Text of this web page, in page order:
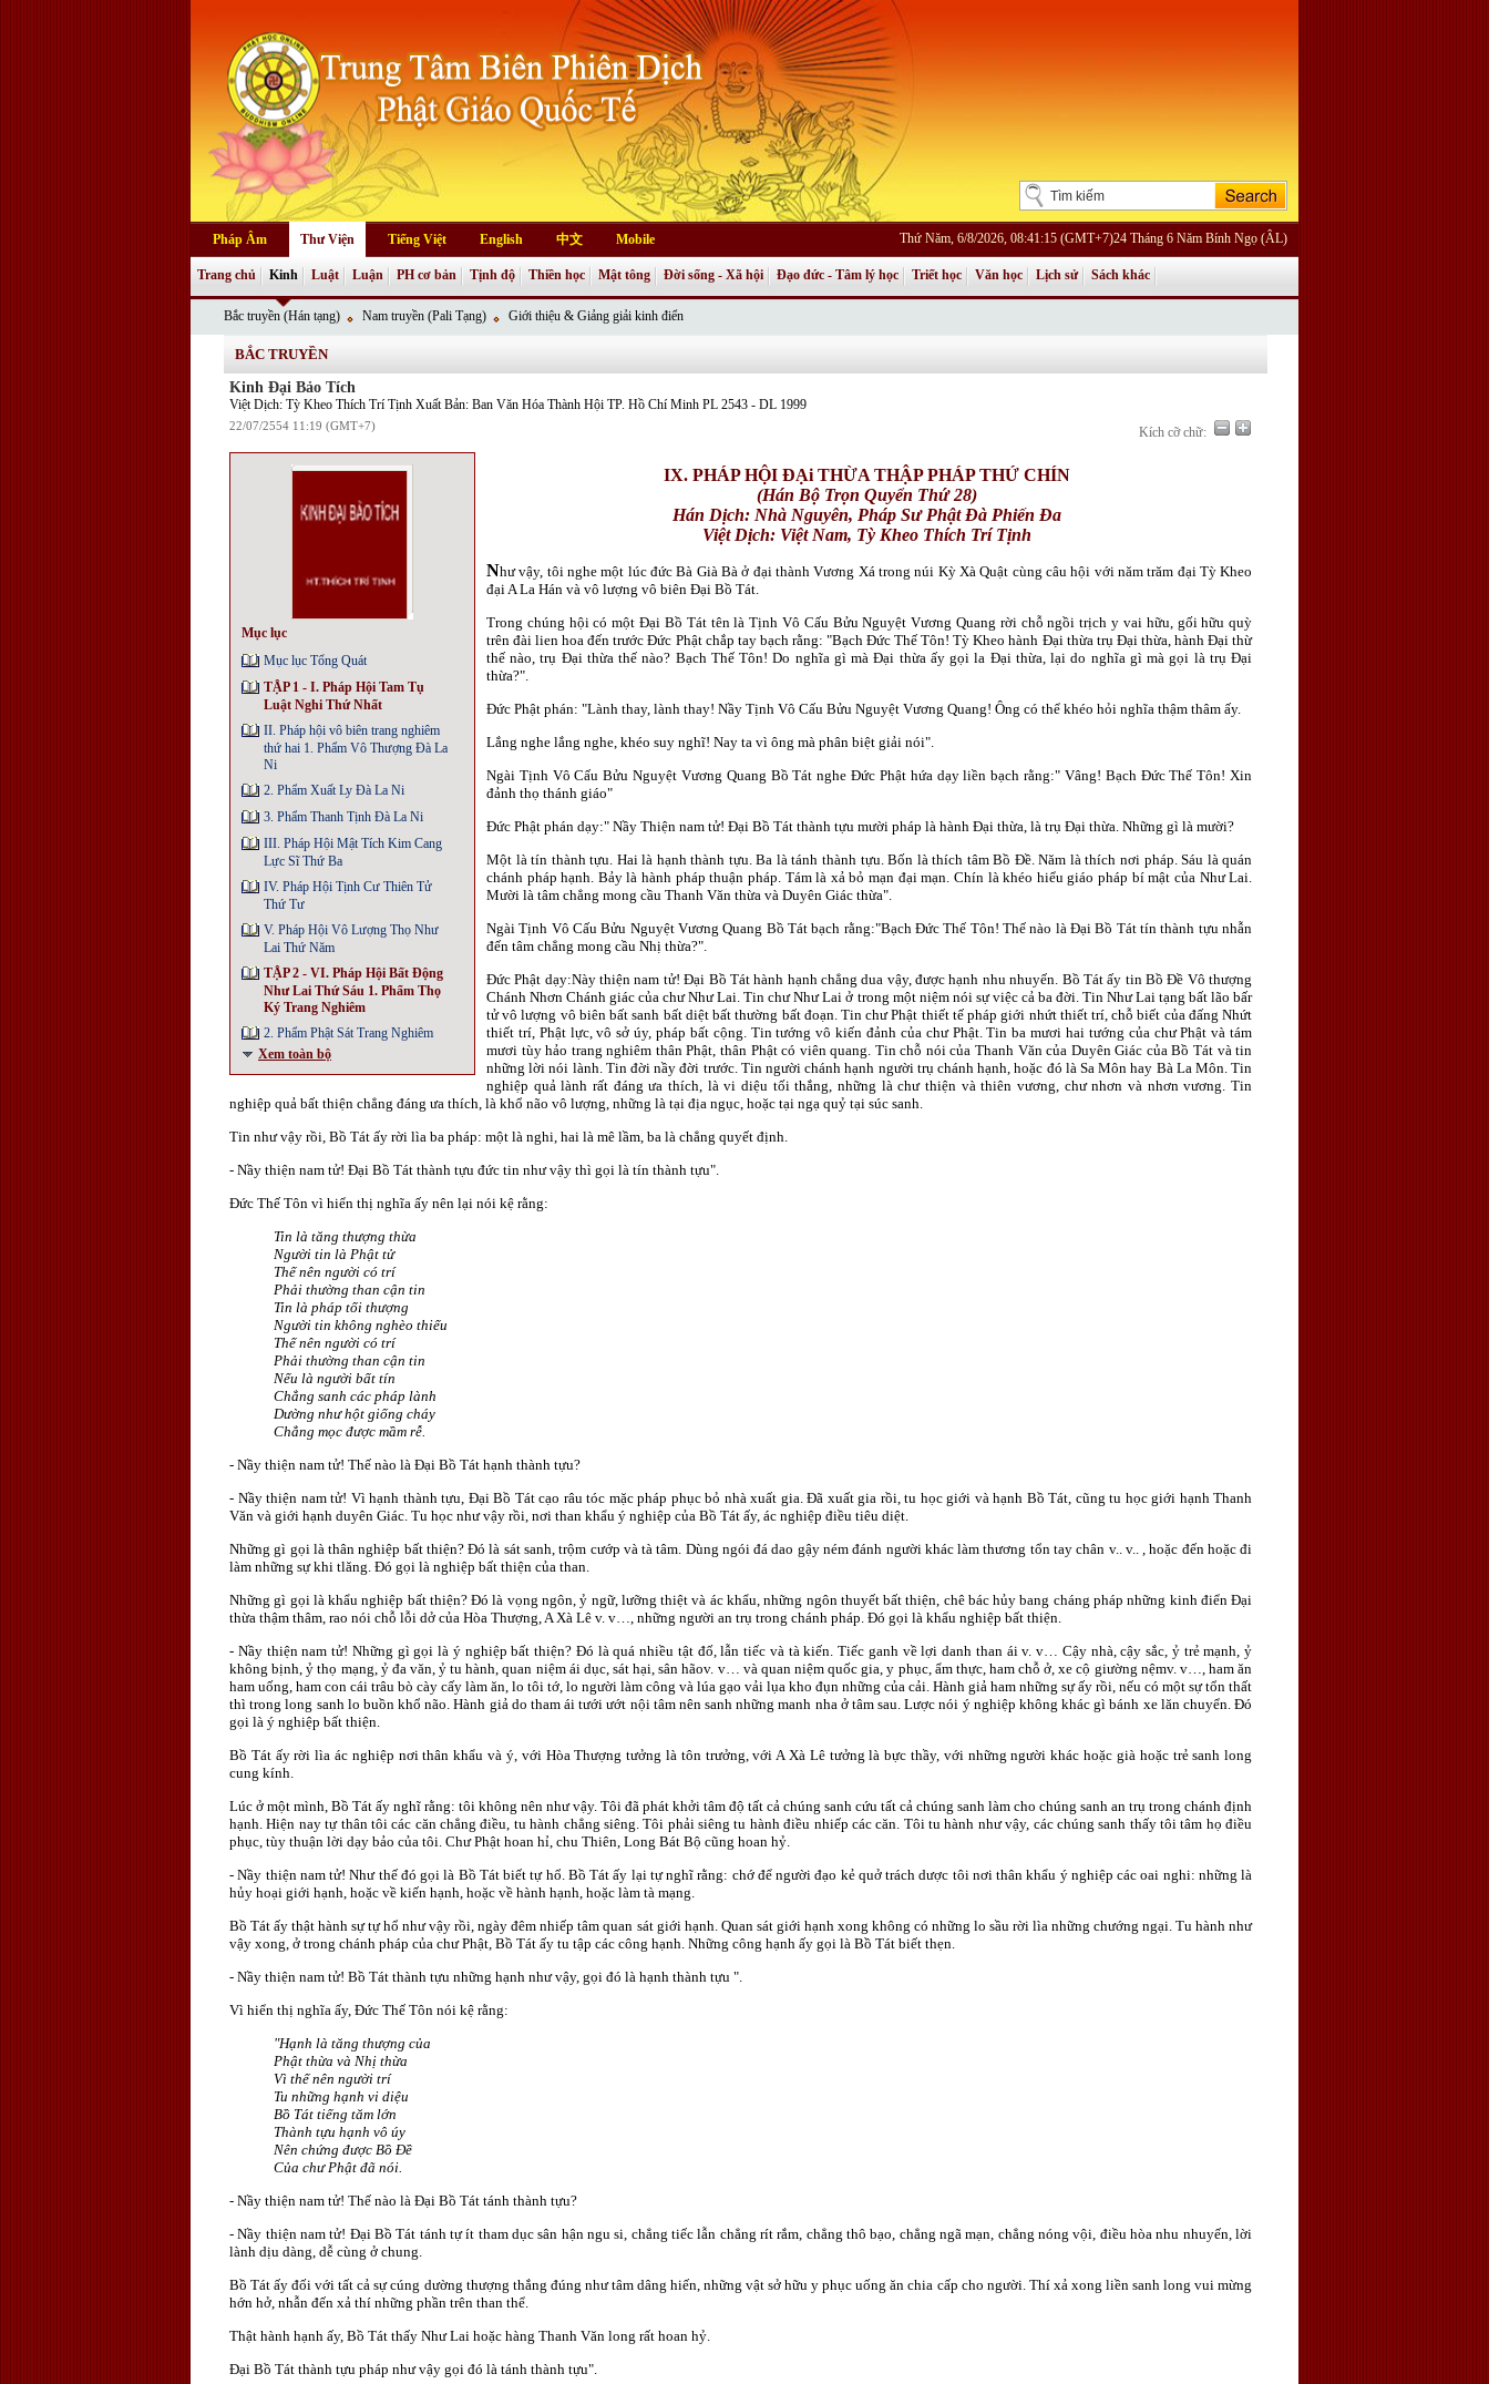
Pháp Âm Thư Viện Tiếng Việt English 中文 Mobile Thứ Năm, 6/8/2026, 08:41:15 (GMT+7)24 Tháng 6 Năm Bính Ngọ (ÂL)
Trang chủ Kinh
Bắc truyền (Hán tạng) Nam truyền (Pali Tạng) Giới thiệu & Giảng giải kinh điển
Luật Luận PH cơ bản Tịnh độ Thiền học Mật tông Đời sống - Xã hội Đạo đức - Tâm lý học Triết học Văn học Lịch sử Sách khác
BẮC TRUYỀN
Kinh Đại Bảo Tích
Việt Dịch: Tỳ Kheo Thích Trí Tịnh Xuất Bản: Ban Văn Hóa Thành Hội TP. Hồ Chí Minh PL 2543 - DL 1999
22/07/2554 11:19 (GMT+7) Kích cỡ chữ:
Mục lục
Mục lục Tổng Quát
TẬP 1 - I. Pháp Hội Tam Tụ
Luật Nghi Thứ Nhất
II. Pháp hội vô biên trang nghiêm
thứ hai 1. Phẩm Vô Thượng Đà La
Ni
2. Phẩm Xuất Ly Đà La Ni
3. Phẩm Thanh Tịnh Đà La Ni
III. Pháp Hội Mật Tích Kim Cang
Lực Sĩ Thứ Ba
IV. Pháp Hội Tịnh Cư Thiên Tử
Thứ Tư
V. Pháp Hội Vô Lượng Thọ Như
Lai Thứ Năm
TẬP 2 - VI. Pháp Hội Bất Động
Như Lai Thứ Sáu 1. Phẩm Thọ
Ký Trang Nghiêm
2. Phẩm Phật Sát Trang Nghiêm
Xem toàn bộ
IX. PHÁP HỘI ĐẠi THỪA THẬP PHÁP THỨ CHÍN
(Hán Bộ Trọn Quyển Thứ 28)
Hán Dịch: Nhà Nguyên, Pháp Sư Phật Đà Phiến Đa
Việt Dịch: Việt Nam, Tỳ Kheo Thích Trí Tịnh
Như vậy, tôi nghe một lúc đức Bà Già Bà ở đại thành Vương Xá trong núi Kỳ Xà Quật cùng câu hội với năm trăm đại Tỳ Kheo
đại A La Hán và vô lượng vô biên Ðại Bồ Tát.
Trong chúng hội có một Ðại Bồ Tát tên là Tịnh Vô Cấu Bửu Nguyệt Vương Quang rời chỗ ngồi trịch y vai hữu, gối hữu quỳ
trên đài lien hoa đến trước Ðức Phật chắp tay bạch rằng: "Bạch Ðức Thế Tôn! Tỳ Kheo hành Ðại thừa trụ Ðại thừa, hành Ðại thừ
thế nào, trụ Ðại thừa thế nào? Bạch Thế Tôn! Do nghĩa gì mà Ðại thừa ấy gọi la Ðại thừa, lại do nghĩa gì mà gọi là trụ Ðại
thừa?".
Ðức Phật phán: "Lành thay, lành thay! Nầy Tịnh Vô Cấu Bửu Nguyệt Vương Quang! Ông có thể khéo hỏi nghĩa thậm thâm ấy.
Lắng nghe lắng nghe, khéo suy nghĩ! Nay ta vì ông mà phân biệt giải nói".
Ngài Tịnh Vô Cấu Bửu Nguyệt Vương Quang Bồ Tát nghe Ðức Phật hứa dạy liền bạch rằng:" Vâng! Bạch Ðức Thế Tôn! Xin
đảnh thọ thánh giáo"
Ðức Phật phán dạy:" Nầy Thiện nam tử! Ðại Bồ Tát thành tựu mười pháp là hành Ðại thừa, là trụ Ðại thừa. Những gì là mười?
Một là tín thành tựu. Hai là hạnh thành tựu. Ba là tánh thành tựu. Bốn là thích tâm Bồ Ðề. Năm là thích nơi pháp. Sáu là quán
chánh pháp hạnh. Bảy là hành pháp thuận pháp. Tám là xả bỏ mạn đại mạn. Chín là khéo hiểu giáo pháp bí mật của Như Lai.
Mười là tâm chẳng mong cầu Thanh Văn thừa và Duyên Giác thừa".
Ngài Tịnh Vô Cấu Bửu Nguyệt Vương Quang Bồ Tát bạch rằng:"Bạch Ðức Thế Tôn! Thế nào là Ðại Bồ Tát tín thành tựu nhẫn
đến tâm chẳng mong cầu Nhị thừa?".
Ðức Phật dạy:Này thiện nam tử! Ðại Bồ Tát hành hạnh chẳng dua vậy, được hạnh nhu nhuyến. Bồ Tát ấy tin Bồ Ðề Vô thượng
Chánh Nhơn Chánh giác của chư Như Lai. Tin chư Như Lai ở trong một niệm nói sự việc cả ba đời. Tin Như Lai tạng bất lão bấr
tử vô lượng vô biên bất sanh bất diệt bất thường bất đoạn. Tin chư Phật thiết tế pháp giới nhứt thiết trí, chỗ biết của đấng Nhứt
thiết trí, Phật lực, vô sở úy, pháp bất cộng. Tin tướng vô kiến đảnh của chư Phật. Tin ba mươi hai tướng của chư Phật và tám
mươi tùy hảo trang nghiêm thân Phật, thân Phật có viên quang. Tin chỗ nói của Thanh Văn của Duyên Giác của Bồ Tát và tin
những lời nói lành. Tin đời nầy đời trước. Tin người chánh hạnh người trụ chánh hạnh, hoặc đó là Sa Môn hay Bà La Môn. Tin
nghiệp quả lành rất đáng ưa thích, là vi diệu tối thắng, những là chư thiện và thiên vương, chư nhơn và nhơn vương. Tin
nghiệp quả bất thiện chẳng đáng ưa thích, là khổ não vô lượng, những là tại địa ngục, hoặc tại ngạ quỷ tại súc sanh.
Tin như vậy rồi, Bồ Tát ấy rời lìa ba pháp: một là nghi, hai là mê lầm, ba là chẳng quyết định.
- Nầy thiện nam tử! Ðại Bồ Tát thành tựu đức tin như vậy thì gọi là tín thành tựu".
Ðức Thế Tôn vì hiển thị nghĩa ấy nên lại nói kệ rằng:
Tin là tăng thượng thừa
Người tin là Phật tử
Thế nên người có trí
Phải thường than cận tin
Tin là pháp tối thượng
Người tin không nghèo thiếu
Thế nên người có trí
Phải thường than cận tin
Nếu là người bất tín
Chẳng sanh các pháp lành
Dường như hột giống cháy
Chẳng mọc được mầm rễ.
- Nầy thiện nam tử! Thế nào là Ðại Bồ Tát hạnh thành tựu?
- Nầy thiện nam tử! Vì hạnh thành tựu, Ðại Bồ Tát cạo râu tóc mặc pháp phục bỏ nhà xuất gia. Ðã xuất gia rồi, tu học giới và hạnh Bồ Tát, cũng tu học giới hạnh Thanh
Văn và giới hạnh duyên Giác. Tu học như vậy rồi, nơi than khẩu ý nghiệp của Bồ Tát ấy, ác nghiệp điều tiêu diệt.
Những gì gọi là thân nghiệp bất thiện? Ðó là sát sanh, trộm cướp và tà tâm. Dùng ngói đá dao gậy ném đánh người khác làm thương tổn tay chân v.. v.. , hoặc đến hoặc đi
làm những sự khi tlăng. Ðó gọi là nghiệp bất thiện của than.
Những gì gọi là khẩu nghiệp bất thiện? Ðó là vọng ngôn, ỷ ngữ, lưỡng thiệt và ác khẩu, những ngôn thuyết bất thiện, chê bác hủy bang cháng pháp những kinh điển Ðại
thừa thậm thâm, rao nói chỗ lỗi dở của Hòa Thượng, A Xà Lê v. v…, những người an trụ trong chánh pháp. Ðó gọi là khẩu nghiệp bất thiện.
- Nầy thiện nam tử! Những gì gọi là ý nghiệp bất thiện? Ðó là quá nhiều tật đố, lẫn tiếc và tà kiến. Tiếc ganh về lợi danh than ái v. v… Cậy nhà, cậy sắc, ỷ trẻ mạnh, ỷ
không bịnh, ỷ thọ mạng, ỷ đa văn, ỷ tu hành, quan niệm ái dục, sát hại, sân hãov. v… và quan niệm quốc gia, y phục, ẩm thực, ham chỗ ở, xe cộ giường nệmv. v…, ham ăn
ham uống, ham con cái trâu bò cày cấy làm ăn, lo tôi tớ, lo người làm công và lúa gạo vải lụa kho đụn những của cải. Hành giả ham những sự ấy rồi, nếu có một sự tổn thất
thì trong long sanh lo buồn khổ não. Hành giả do tham ái tưới ướt nội tâm nên sanh những manh nha ở tâm sau. Lược nói ý nghiệp không khác gì bánh xe lăn chuyển. Ðó
gọi là ý nghiệp bất thiện.
Bồ Tát ấy rời lìa ác nghiệp nơi thân khẩu và ý, với Hòa Thượng tưởng là tôn trưởng, với A Xà Lê tưởng là bực thầy, với những người khác hoặc già hoặc trẻ sanh long
cung kính.
Lúc ở một mình, Bồ Tát ấy nghĩ rằng: tôi không nên như vậy. Tôi đã phát khởi tâm độ tất cả chúng sanh cứu tất cả chúng sanh làm cho chúng sanh an trụ trong chánh định
hạnh. Hiện nay tự thân tôi các căn chẳng điều, tu hành chẳng siêng. Tôi phải siêng tu hành điều nhiếp các căn. Tôi tu hành như vậy, các chúng sanh thấy tôi tâm họ điều
phục, tùy thuận lời dạy bảo của tôi. Chư Phật hoan hỉ, chu Thiên, Long Bát Bộ cũng hoan hỷ.
- Nầy thiện nam tử! Như thế đó gọi là Bồ Tát biết tự hổ. Bồ Tát ấy lại tự nghĩ rằng: chớ để người đạo kẻ quở trách dược tôi nơi thân khẩu ý nghiệp các oai nghi: những là
hủy hoại giới hạnh, hoặc về kiến hạnh, hoặc về hành hạnh, hoặc làm tà mạng.
Bồ Tát ấy thật hành sự tự hổ như vậy rồi, ngày đêm nhiếp tâm quan sát giới hạnh. Quan sát giới hạnh xong không có những lo sầu rời lìa những chướng ngại. Tu hành như
vậy xong, ở trong chánh pháp của chư Phật, Bồ Tát ấy tu tập các công hạnh. Những công hạnh ấy gọi là Bồ Tát biết thẹn.
- Nầy thiện nam tử! Bồ Tát thành tựu những hạnh như vậy, gọi đó là hạnh thành tựu ".
Vì hiển thị nghĩa ấy, Ðức Thế Tôn nói kệ rằng:
"Hạnh là tăng thượng của
Phật thừa và Nhị thừa
Vì thế nên người trí
Tu những hạnh vi diệu
Bồ Tát tiếng tăm lớn
Thành tựu hạnh vô úy
Nên chứng được Bồ Ðề
Của chư Phật đã nói.
- Nầy thiện nam tử! Thế nào là Ðại Bồ Tát tánh thành tựu?
- Nầy thiện nam tử! Ðại Bồ Tát tánh tự ít tham dục sân hận ngu si, chẳng tiếc lẫn chẳng rít rắm, chẳng thô bạo, chẳng ngã mạn, chẳng nóng vội, điều hòa nhu nhuyến, lời
lành dịu dàng, dễ cùng ở chung.
Bồ Tát ấy đối với tất cả sự cúng dường thượng thắng đúng như tâm dâng hiến, những vật sở hữu y phục uống ăn chia cấp cho người. Thí xả xong liền sanh long vui mừng
hớn hở, nhẫn đến xả thí những phần trên than thể.
Thật hành hạnh ấy, Bồ Tát thấy Như Lai hoặc hàng Thanh Văn long rất hoan hỷ.
Ðại Bồ Tát thành tựu pháp như vậy gọi đó là tánh thành tựu".